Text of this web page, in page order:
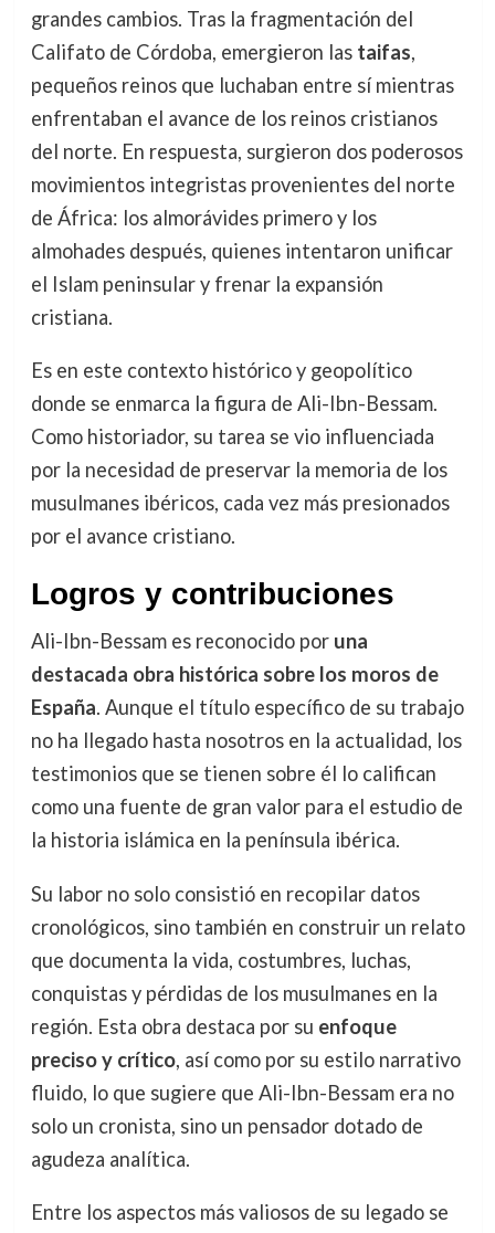
grandes cambios. Tras la fragmentación del
Califato de Córdoba, emergieron las taifas,
pequeños reinos que luchaban entre sí mientras
enfrentaban el avance de los reinos cristianos
del norte. En respuesta, surgieron dos poderosos
movimientos integristas provenientes del norte
de África: los almorávides primero y los
almohades después, quienes intentaron unificar
el Islam peninsular y frenar la expansión
cristiana.
Es en este contexto histórico y geopolítico
donde se enmarca la figura de Ali-Ibn-Bessam.
Como historiador, su tarea se vio influenciada
por la necesidad de preservar la memoria de los
musulmanes ibéricos, cada vez más presionados
por el avance cristiano.
Logros y contribuciones
Ali-Ibn-Bessam es reconocido por una
destacada obra histórica sobre los moros de
España. Aunque el título específico de su trabajo
no ha llegado hasta nosotros en la actualidad, los
testimonios que se tienen sobre él lo califican
como una fuente de gran valor para el estudio de
la historia islámica en la península ibérica.
Su labor no solo consistió en recopilar datos
cronológicos, sino también en construir un relato
que documenta la vida, costumbres, luchas,
conquistas y pérdidas de los musulmanes en la
región. Esta obra destaca por su enfoque
preciso y crítico, así como por su estilo narrativo
fluido, lo que sugiere que Ali-Ibn-Bessam era no
solo un cronista, sino un pensador dotado de
agudeza analítica.
Entre los aspectos más valiosos de su legado se